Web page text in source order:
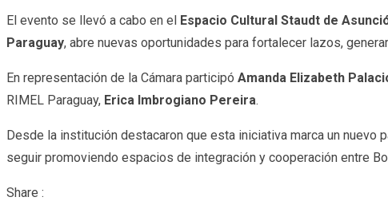
El evento se llevó a cabo en el Espacio Cultural Staudt de
Paraguay, abre nuevas oportunidades para fortalecer lazos,
En representación de la Cámara participó Amanda Elizabeth
RIMEL Paraguay, Erica Imbrogiano Pereira.
Desde la institución destacaron que esta iniciativa marca un nuevo
seguir promoviendo espacios de integración y cooperación entre
Share :